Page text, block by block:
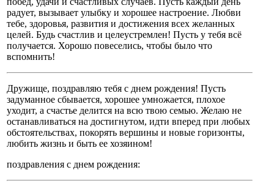
радует, вызывает улыбку и хорошее настроение. Любви
тебе, здоровья, развития и достижения всех желанных
целей. Будь счастлив и целеустремлен! Пусть у тебя всё
получается. Хорошо повеселись, чтобы было что
вспомнить!
Дружище, поздравляю тебя с днем рождения! Пусть
задуманное сбывается, хорошее умножается, плохое
уходит, а счастье делится на всю твою семью. Желаю не
останавливаться на достигнутом, идти вперед при любых
обстоятельствах, покорять вершины и новые горизонты,
любить жизнь и быть ее хозяином!
поздравления с днем рождения: